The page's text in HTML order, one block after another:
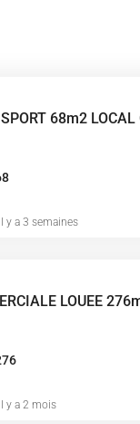
y a 3 semaines
y a 2 mois